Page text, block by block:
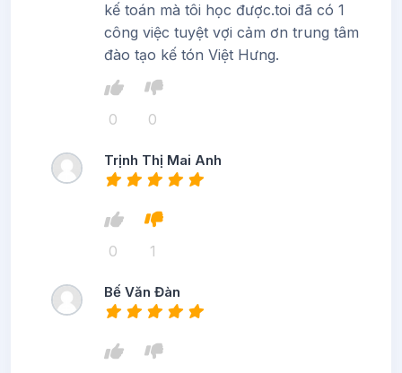
kế toán mà tôi học được.toi đã có 1
công việc tuyệt vợi cảm ơn trung tâm
đào tạo kế tón Việt Hưng.
0 0
Trịnh Thị Mai Anh
0 1
Bế Văn Đàn